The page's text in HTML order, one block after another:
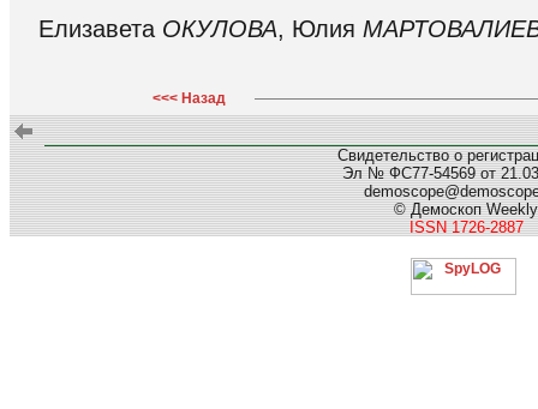
Елизавета ОКУЛОВА, Юлия
<<< Назад
Свидетельство о
Эл № ФС77-54569 от
© Демоскоп Weekly
ISSN 1726-2887